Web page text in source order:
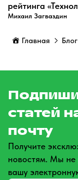
рейтинга
Михаил Загваздин
Главная Блог
статей
почту
Получите
новостям. Мы не
вашу